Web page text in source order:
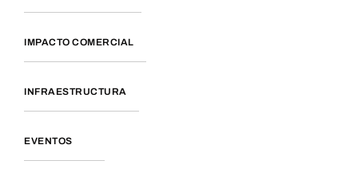
IMPACTO COMERCIAL
INFRAESTRUCTURA
EVENTOS